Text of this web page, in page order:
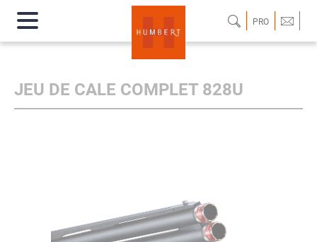
PRO
JEU DE CALE COMPLET 828U